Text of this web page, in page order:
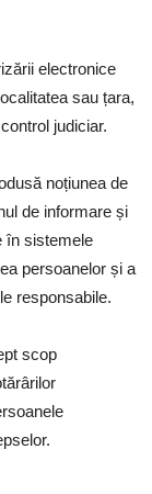
electronice
sau țara,
judiciar.
noțiunea de
de informare și
în sistemele
persoanelor și a
responsabile.
scop